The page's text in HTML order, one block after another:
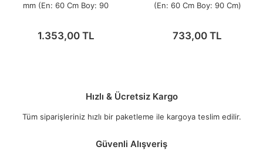
mm (En: 60 Cm Boy: 90
1.353,00 TL
(En: 60 Cm Boy: 90 Cm)
733,00 TL
Hızlı & Ücretsiz Kargo
Tüm siparişleriniz hızlı bir paketleme ile kargoya teslim edilir.
Güvenli Alışveriş